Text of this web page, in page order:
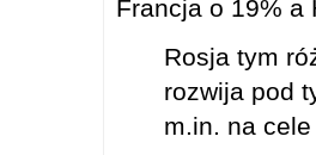
Francja o 19% a
Rosja tym
rozwija pod
m.in. na